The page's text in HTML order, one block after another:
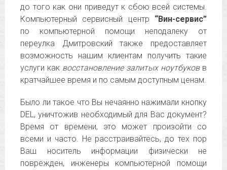
до того как они приведут к сбою всей системы.
Компьютерный сервисный центр “Вин-сервис”
по компьютерной помощи неподалеку от
переулка Дмитровский также предоставляет
возможность нашим клиентам получить такие
услуги как восстановление залитых ноутбуковв
кратчайшее время и по самым доступным ценам.
Было ли такое что Вы нечаянно нажимали кнопку
DEL, уничтожив необходимый для Вас документ?
Время от времени, это может произойти со
всеми и часто. Не расстраивайтесь, до тех пор
Ваш носитель информации физически не
поврежден, инженеры компьютерной помощи